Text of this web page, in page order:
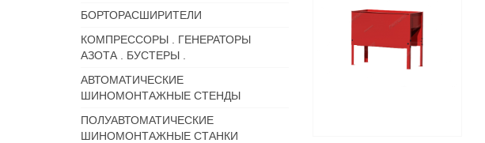
БОРТОРАСШИРИТЕЛИ
КОМПРЕССОРЫ . ГЕНЕРАТОРЫ
АЗОТА . БУСТЕРЫ .
АВТОМАТИЧЕСКИЕ
ШИНОМОНТАЖНЫЕ СТЕНДЫ
ПОЛУАВТОМАТИЧЕСКИЕ
ШИНОМОНТАЖНЫЕ СТАНКИ